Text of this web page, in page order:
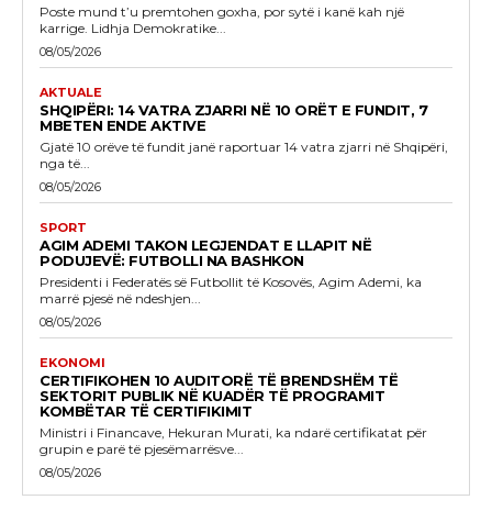
Poste mund t’u premtohen goxha, por sytë i kanë kah një
karrige. Lidhja Demokratike...
08/05/2026
AKTUALE
SHQIPËRI: 14 VATRA ZJARRI NË 10 ORËT E FUNDIT, 7
MBETEN ENDE AKTIVE
Gjatë 10 orëve të fundit janë raportuar 14 vatra zjarri në Shqipëri,
nga të...
08/05/2026
SPORT
AGIM ADEMI TAKON LEGJENDAT E LLAPIT NË
PODUJEVË: FUTBOLLI NA BASHKON
Presidenti i Federatës së Futbollit të Kosovës, Agim Ademi, ka
marrë pjesë në ndeshjen...
08/05/2026
EKONOMI
CERTIFIKOHEN 10 AUDITORË TË BRENDSHËM TË
SEKTORIT PUBLIK NË KUADËR TË PROGRAMIT
KOMBËTAR TË CERTIFIKIMIT
Ministri i Financave, Hekuran Murati, ka ndarë certifikatat për
grupin e parë të pjesëmarrësve...
08/05/2026